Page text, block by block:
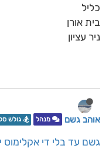
כליל
בית אורן
ניר עציון
אוהב גשם מנהל 🏂 גולש
גשם עד בלי די אקלימוס